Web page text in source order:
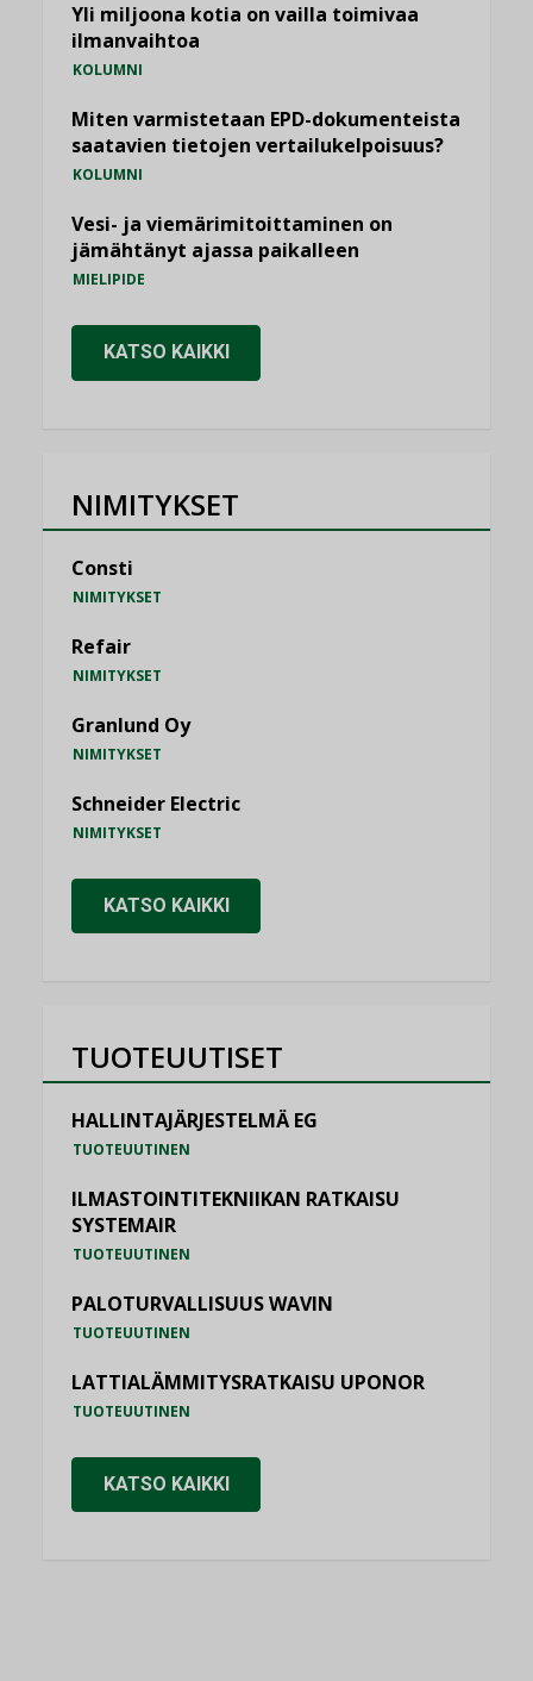
Yli miljoona kotia on vailla toimivaa
ilmanvaihtoa
KOLUMNI
Miten varmistetaan EPD-dokumenteista
saatavien tietojen vertailukelpoisuus?
KOLUMNI
Vesi- ja viemärimitoittaminen on
jämähtänyt ajassa paikalleen
MIELIPIDE
KATSO KAIKKI
NIMITYKSET
Consti
NIMITYKSET
Refair
NIMITYKSET
Granlund Oy
NIMITYKSET
Schneider Electric
NIMITYKSET
KATSO KAIKKI
TUOTEUUTISET
HALLINTAJÄRJESTELMÄ EG
TUOTEUUTINEN
ILMASTOINTITEKNIIKAN RATKAISU
SYSTEMAIR
TUOTEUUTINEN
PALOTURVALLISUUS WAVIN
TUOTEUUTINEN
LATTIALÄMMITYSRATKAISU UPONOR
TUOTEUUTINEN
KATSO KAIKKI